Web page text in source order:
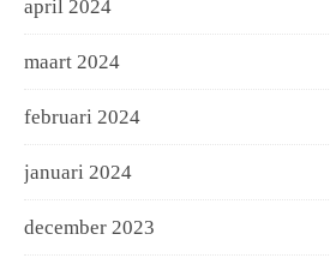
april 2024
maart 2024
februari 2024
januari 2024
december 2023